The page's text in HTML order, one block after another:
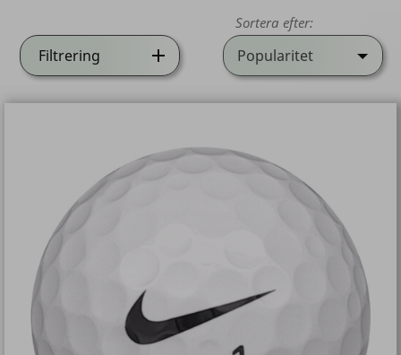
Filtrering
Sortera efter:
Popularitet